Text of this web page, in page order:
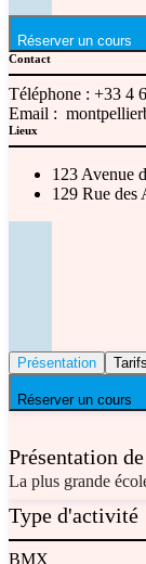
Réserver un cours
Contact
Téléphone : +33 4
Email :
Lieux
123 Avenue
129 Rue des
Présentation Tarifs
Réserver un cours
Présentation
La plus grande
Type d'activité
BMX